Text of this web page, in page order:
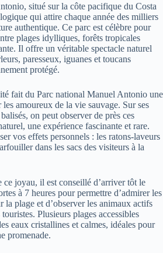
situé sur la côte pacifique du Costa
qui attire chaque année des milliers
authentique. Ce parc est célèbre pour
plages idylliques, forêts tropicales
Il offre un véritable spectacle naturel
paresseux, iguanes et toucans
protégé.
fait du Parc national Manuel Antonio une
amoureux de la vie sauvage. Sur ses
on peut observer de près ces
une expérience fascinante et rare.
vos effets personnels : les ratons-laveurs
dans les sacs des visiteurs à la
joyau, il est conseillé d’arriver tôt le
à 7 heures pour permettre d’admirer les
la plage et d’observer les animaux actifs
Plusieurs plages accessibles
eaux cristallines et calmes, idéales pour
promenade.